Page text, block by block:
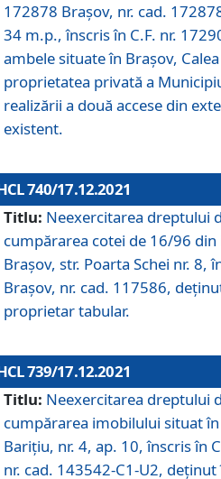
172878 Brașov, nr. cad.
34 m.p., înscris în C.F. nr.
ambele situate în Brașov,
proprietatea privată a
realizării a două accese din
existent.
740/17.12.2021
Titlu: Neexercitarea dreptului
cumpărarea cotei de 16/96
Braşov, str. Poarta Schei nr. 8,
Brașov, nr. cad. 117586,
proprietar tabular.
739/17.12.2021
Titlu: Neexercitarea dreptului
cumpărarea imobilului situat
Barițiu, nr. 4, ap. 10, înscris în
nr. cad. 143542-C1-U2,